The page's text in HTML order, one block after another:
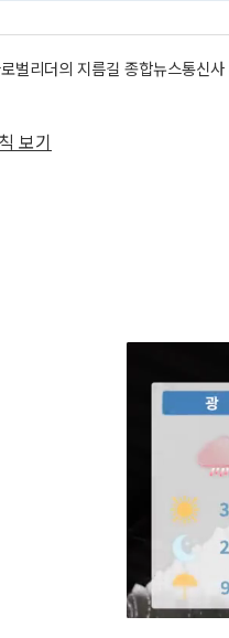
벌리더의 지름길 종합뉴스통신
보기